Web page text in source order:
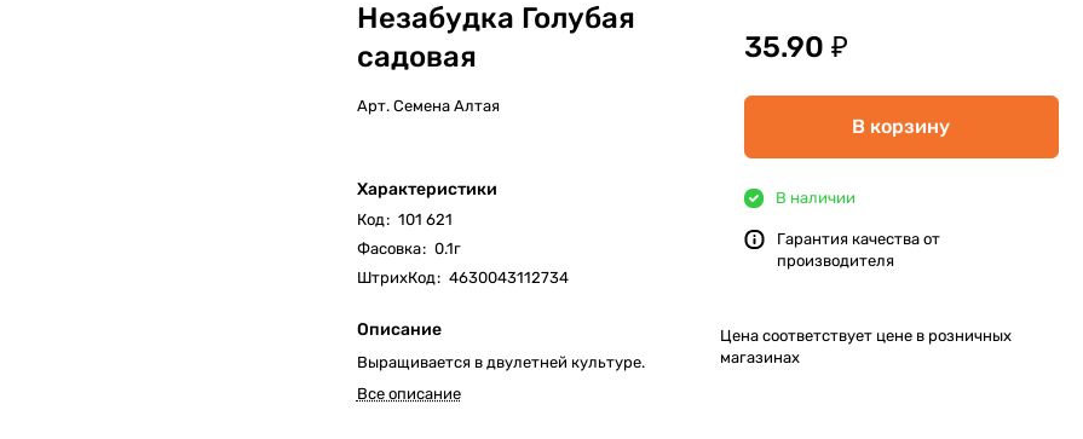
Незабудка Голубая
садовая
Арт. Семена Алтая
Характеристики
Код: 101 621
Фасовка: 0.1г
ШтрихКод: 4630043112734
Описание
Выращивается в двулетней культуре.
Все описание
35.90 ₽
В корзину
В наличии
Гарантия качества от
производителя
Цена соответствует цене в розничных
магазинах